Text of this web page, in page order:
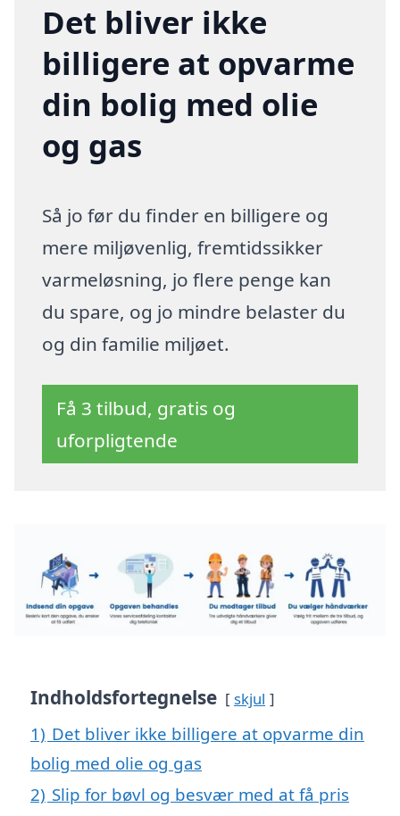
Det bliver ikke
billigere at opvarme
din bolig med olie
og gas
Så jo før du finder en billigere og
mere miljøvenlig, fremtidssikker
varmeløsning, jo flere penge kan
du spare, og jo mindre belaster du
og din familie miljøet.
Få 3 tilbud, gratis og
uforpligtende
Indholdsfortegnelse skjul
1) Det bliver ikke billigere at opvarme din
bolig med olie og gas
2) Slip for bøvl og besvær med at få pris